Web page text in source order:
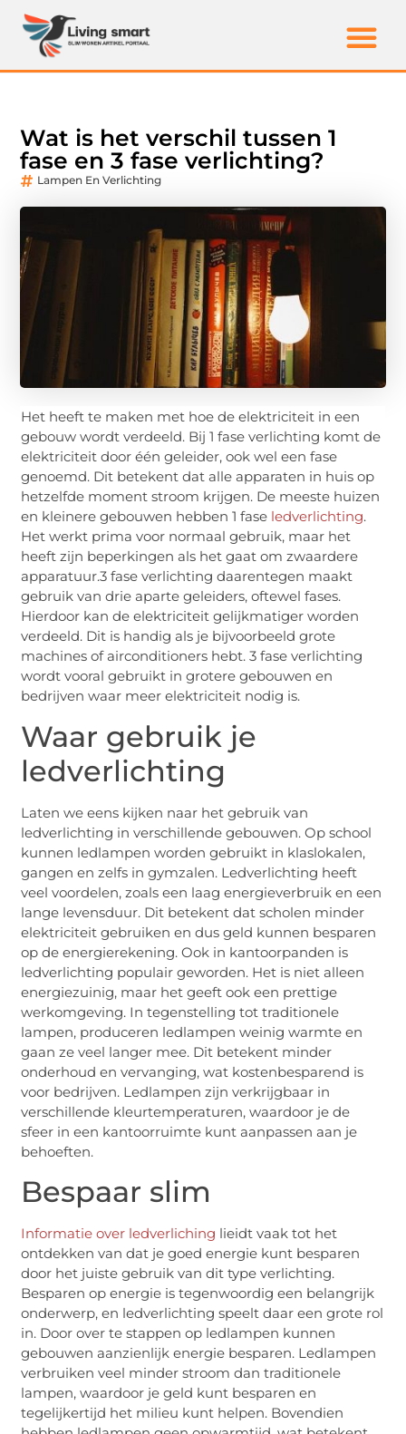
Wat is het verschil tussen 1
fase en 3 fase verlichting?
Lampen En Verlichting
Het heeft te maken met hoe de elektriciteit in een
gebouw wordt verdeeld. Bij 1 fase verlichting komt de
elektriciteit door één geleider, ook wel een fase
genoemd. Dit betekent dat alle apparaten in huis op
hetzelfde moment stroom krijgen. De meeste huizen
en kleinere gebouwen hebben 1 fase ledverlichting.
Het werkt prima voor normaal gebruik, maar het
heeft zijn beperkingen als het gaat om zwaardere
apparatuur.3 fase verlichting daarentegen maakt
gebruik van drie aparte geleiders, oftewel fases.
Hierdoor kan de elektriciteit gelijkmatiger worden
verdeeld. Dit is handig als je bijvoorbeeld grote
machines of airconditioners hebt. 3 fase verlichting
wordt vooral gebruikt in grotere gebouwen en
bedrijven waar meer elektriciteit nodig is.
Waar gebruik je
ledverlichting
Laten we eens kijken naar het gebruik van
ledverlichting in verschillende gebouwen. Op school
kunnen ledlampen worden gebruikt in klaslokalen,
gangen en zelfs in gymzalen. Ledverlichting heeft
veel voordelen, zoals een laag energieverbruik en een
lange levensduur. Dit betekent dat scholen minder
elektriciteit gebruiken en dus geld kunnen besparen
op de energierekening. Ook in kantoorpanden is
ledverlichting populair geworden. Het is niet alleen
energiezuinig, maar het geeft ook een prettige
werkomgeving. In tegenstelling tot traditionele
lampen, produceren ledlampen weinig warmte en
gaan ze veel langer mee. Dit betekent minder
onderhoud en vervanging, wat kostenbesparend is
voor bedrijven. Ledlampen zijn verkrijgbaar in
verschillende kleurtemperaturen, waardoor je de
sfeer in een kantoorruimte kunt aanpassen aan je
behoeften.
Bespaar slim
Informatie over ledverliching lieidt vaak tot het
ontdekken van dat je goed energie kunt besparen
door het juiste gebruik van dit type verlichting.
Besparen op energie is tegenwoordig een belangrijk
onderwerp, en ledverlichting speelt daar een grote rol
in. Door over te stappen op ledlampen kunnen
gebouwen aanzienlijk energie besparen. Ledlampen
verbruiken veel minder stroom dan traditionele
lampen, waardoor je geld kunt besparen en
tegelijkertijd het milieu kunt helpen. Bovendien